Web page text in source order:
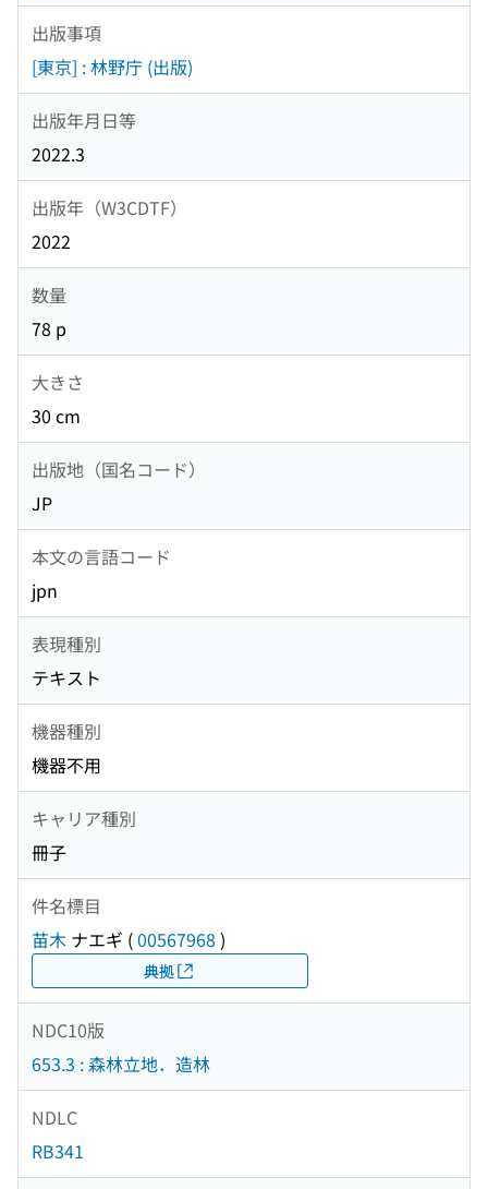
出版事項
[東京] : 林野庁 (出版)
出版年月日等
2022.3
出版年（W3CDTF）
2022
数量
78 p
大きさ
30 cm
出版地（国名コード）
JP
本文の言語コード
jpn
表現種別
テキスト
機器種別
機器不用
キャリア種別
冊子
件名標目
苗木 ナエギ (00567968 )
典拠
NDC10版
653.3 : 森林立地．造林
NDLC
RB341